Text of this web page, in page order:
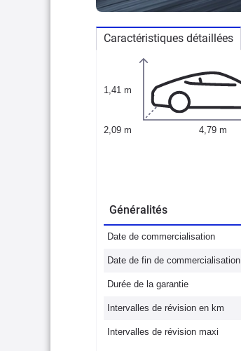
Caractéristiques détaillées
1,41 m
2,09 m 4,79 m
Généralités
Date de commercialisation
Date de fin de commercialisation
Durée de la garantie
Intervalles de révision en km
Intervalles de révision maxi